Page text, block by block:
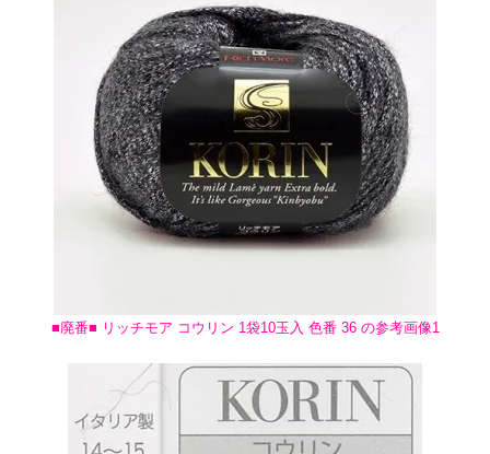
■廃番■ リッチモア コウリン 1袋10玉入 色番 36 の参考画像1